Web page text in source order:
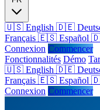
🇺🇸 English 🇩🇪
Français 🇪🇸 Español
Connexion Commencer
Fonctionnalités Démo
🇺🇸 English 🇩🇪
Français 🇪🇸 Español
Connexion Commencer